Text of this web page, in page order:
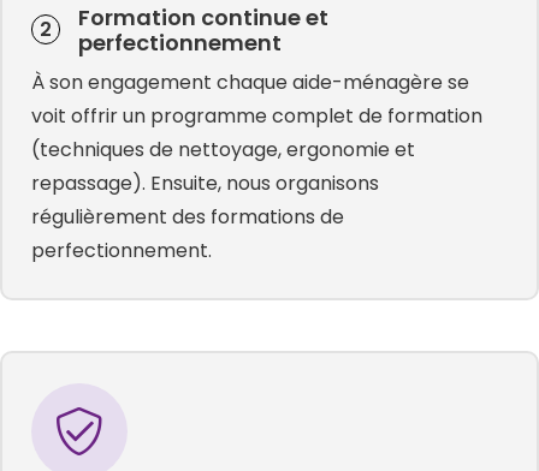
2
Formation continue et
perfectionnement
À son engagement chaque aide-ménagère se
voit offrir un programme complet de formation
(techniques de nettoyage, ergonomie et
repassage). Ensuite, nous organisons
régulièrement des formations de
perfectionnement.